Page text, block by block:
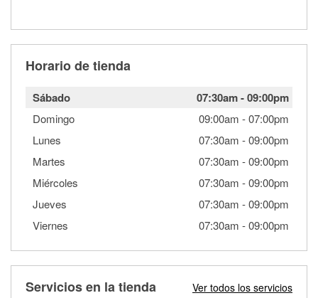
Horario de tienda
Sábado 07:30am-09:00pm
Domingo 09:00am -07:00pm
Lunes
07:30am -09:00pm
Martes
07:30am -09:00pm
Miércoles
07:30am -09:00pm
Jueves
07:30am -09:00pm
Viernes
07:30am -09:00pm
Servicios en la tienda Ver todos los servicios